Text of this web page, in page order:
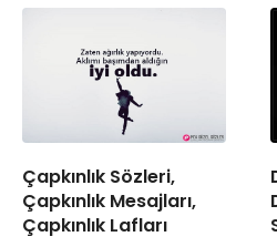
Çapkınlık Sözleri,
Çapkınlık Mesajları,
Çapkınlık Lafları